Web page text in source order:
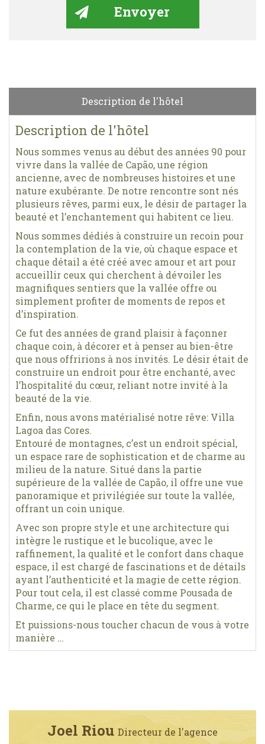
Description de l'hôtel
Description de l'hôtel
Nous sommes venus au début des années 90 pour
vivre dans la vallée de Capão, une région
ancienne, avec de nombreuses histoires et une
nature exubérante. De notre rencontre sont nés
plusieurs rêves, parmi eux, le désir de partager la
beauté et l’enchantement qui habitent ce lieu.
Nous sommes dédiés à construire un recoin pour
la contemplation de la vie, où chaque espace et
chaque détail a été créé avec amour et art pour
accueillir ceux qui cherchent à dévoiler les
magnifiques sentiers que la vallée offre ou
simplement profiter de moments de repos et
d’inspiration.
Ce fut des années de grand plaisir à façonner
chaque coin, à décorer et à penser au bien-être
que nous offririons à nos invités. Le désir était de
construire un endroit pour être enchanté, avec
l’hospitalité du cœur, reliant notre invité à la
beauté de la vie.
Enfin, nous avons matérialisé notre rêve: Villa
Lagoa das Cores.
Entouré de montagnes, c’est un endroit spécial,
un espace rare de sophistication et de charme au
milieu de la nature. Situé dans la partie
supérieure de la vallée de Capão, il offre une vue
panoramique et privilégiée sur toute la vallée,
offrant un coin unique.
Avec son propre style et une architecture qui
intègre le rustique et le bucolique, avec le
raffinement, la qualité et le confort dans chaque
espace, il est chargé de fascinations et de détails
ayant l’authenticité et la magie de cette région.
Pour tout cela, il est classé comme Pousada de
Charme, ce qui le place en tête du segment.
Et puissions-nous toucher chacun de vous à votre
manière …
Joel Riou Directeur de l'agence